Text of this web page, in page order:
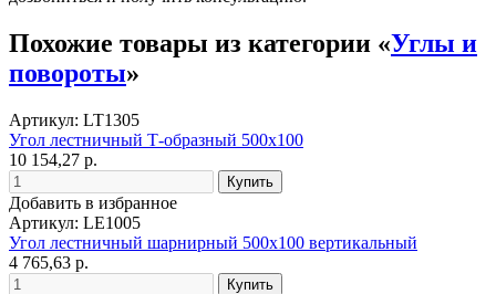
Похожие товары из категории «Углы и
повороты»
Артикул: LT1305
Угол лестничный Т-образный 500х100
10 154,27 р.
Добавить в избранное
Артикул: LE1005
Угол лестничный шарнирный 500х100 вертикальный
4 765,63 р.